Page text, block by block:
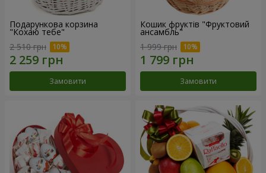
Подарункова корзина
"Кохаю тебе"
2 510 грн
Замовити
Кошик фруктів "Фруктовий
ансамбль"
1 999 грн
Замовити